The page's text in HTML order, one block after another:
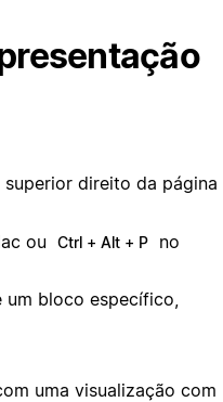
superior direito da página
ou Ctrl + Alt + P
no
um bloco específico,
uma visualização com